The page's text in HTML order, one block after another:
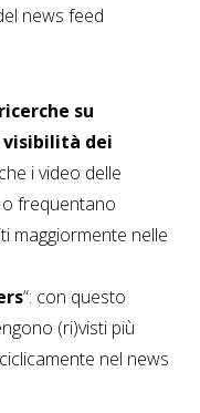
news feed
su
visibilità dei
i video delle
frequentano
maggiormente nelle
“: con questo
(ri)visti più
nel news